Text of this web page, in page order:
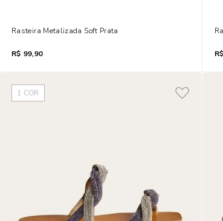
Rasteira Metalizada Soft Prata
R$ 99,90 R$
1 COR